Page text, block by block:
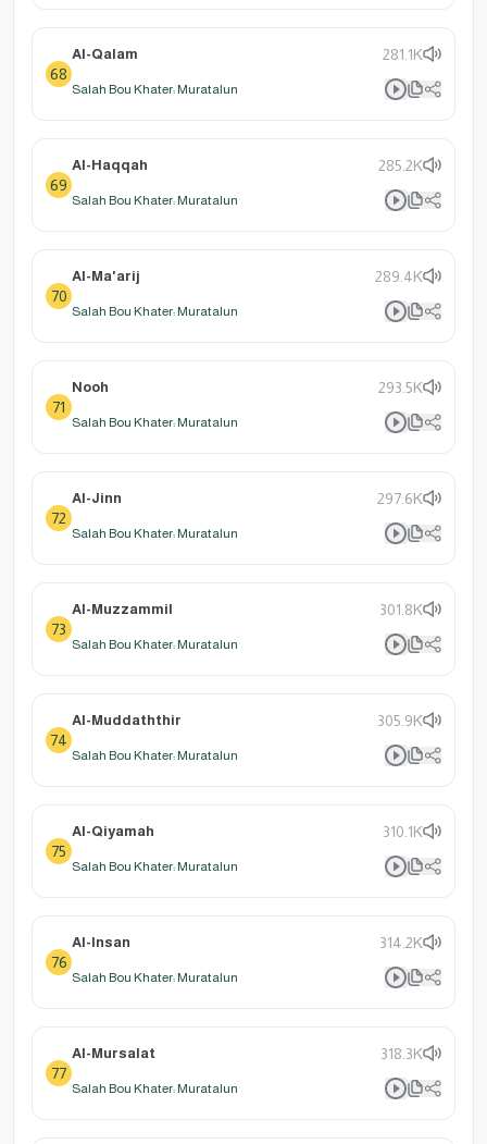
68
Al-Qalam 281.1K
Salah Bou Khater: Muratalun
69
Al-Haqqah 285.2K
Salah Bou Khater: Muratalun
70
Al-Ma'arij 289.4K
Salah Bou Khater: Muratalun
71
Nooh 293.5K
Salah Bou Khater: Muratalun
72
Al-Jinn 297.6K
Salah Bou Khater: Muratalun
73
Al-Muzzammil 301.8K
Salah Bou Khater: Muratalun
74
Al-Muddaththir 305.9K
Salah Bou Khater: Muratalun
75
Al-Qiyamah 310.1K
Salah Bou Khater: Muratalun
76
Al-Insan 314.2K
Salah Bou Khater: Muratalun
77
Al-Mursalat 318.3K
Salah Bou Khater: Muratalun